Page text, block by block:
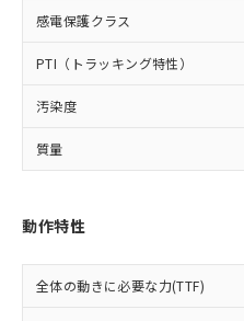
感電保護クラス
PTI（トラッキング特性）
汚染度
質量
動作特性
全体の動きに必要な力(TTF)
販売ネ
ください。
在庫状況およ
事前の承諾なく
示しないよう
マイパーツ機
ビス）をご利
メンバーズに
および当社の
品・サービスに
※2 対応予定月
部品在庫の切り替え
月が前後することが
下記の非含有証明書
とができます。
※2 環境保護使用期
「ｅ」：有害物質（
準値以下であること
「10」：通常の使
質が外部に漏えいし
及ぼさない年数を意
使用いたしませ
当社は、貴社
場合は、上記1
該第三者に通
販売先および
法に輸出する
り引きをいた
たはお客
機器販売
認ください)
受注生産
情報を公